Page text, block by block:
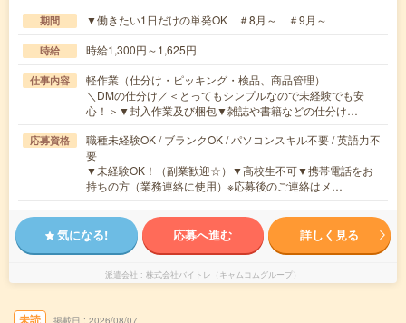
期間 ▼働きたい1日だけの単発OK ＃8月～ ＃9月～
時給 時給1,300円～1,625円
仕事内容
軽作業（仕分け・ピッキング・検品、商品管理）
＼DMの仕分け／＜とってもシンプルなので未経験でも安
心！＞▼封入作業及び梱包▼雑誌や書籍などの仕分け…
応募資格
職種未経験OK / ブランクOK / パソコンスキル不要 / 英語力不
要
▼未経験OK！（副業歓迎☆）▼高校生不可▼携帯電話をお
持ちの方（業務連絡に使用）※応募後のご連絡はメ…
気になる! 応募へ進む 詳しく見る
派遣会社 株式会社バイトレ（キャムコムグループ）
未読 掲載日 2026/08/07